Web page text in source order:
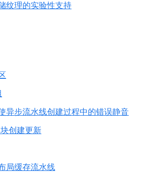
纹理的实验性支持
异步流水线创建过程中的错误静音
创建更新
局缓存流水线